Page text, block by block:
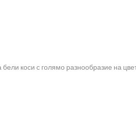
коси с голямо разнообразие на